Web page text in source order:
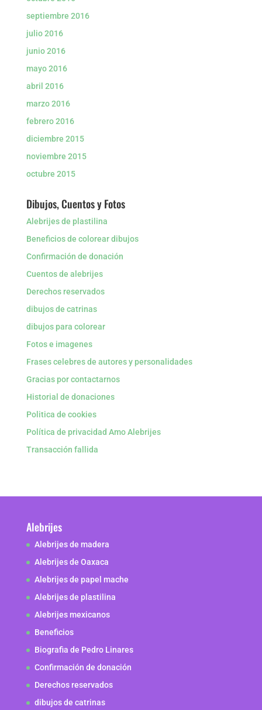
septiembre 2016
julio 2016
junio 2016
mayo 2016
abril 2016
marzo 2016
febrero 2016
diciembre 2015
noviembre 2015
octubre 2015
Dibujos, Cuentos y Fotos
Alebrijes de plastilina
Beneficios de colorear dibujos
Confirmación de donación
Cuentos de alebrijes
Derechos reservados
dibujos de catrinas
dibujos para colorear
Fotos e imagenes
Frases celebres de autores y personalidades
Gracias por contactarnos
Historial de donaciones
Politica de cookies
Política de privacidad Amo Alebrijes
Transacción fallida
Alebrijes
Alebrijes de madera
Alebrijes de Oaxaca
Alebrijes de papel mache
Alebrijes de plastilina
Alebrijes mexicanos
Beneficios
Biografia de Pedro Linares
Confirmación de donación
Derechos reservados
dibujos de catrinas